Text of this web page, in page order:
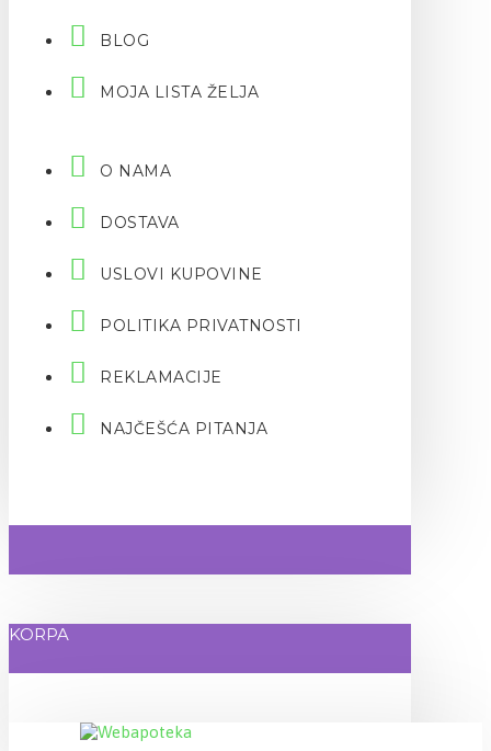
BLOG
MOJA LISTA ŽELJA
O NAMA
DOSTAVA
USLOVI KUPOVINE
POLITIKA PRIVATNOSTI
REKLAMACIJE
NAJČEŠĆA PITANJA
KORPA